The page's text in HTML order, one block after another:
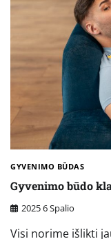
GYVENIMO BŪDAS
Gyvenimo būdo
2025 6 Spalio
Visi norime išlikti